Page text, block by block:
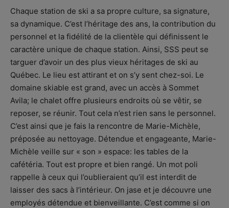
Chaque station de ski a sa propre culture, sa signature,
sa dynamique. C’est l’héritage des ans, la contribution du
personnel et la fidélité de la clientèle qui définissent le
caractère unique de chaque station. Ainsi, SSS peut se
targuer d’avoir un des plus vieux héritages de ski au
Québec. Le lieu est attirant et on s’y sent chez-soi. Le
domaine skiable est grand, avec un accès à Sommet
Avila; le chalet offre plusieurs endroits où se vêtir, se
reposer, se réunir. Tout cela n’est rien sans le personnel.
C’est ainsi que je fais la rencontre de Marie-Michèle,
préposée au nettoyage. Détendue et engageante, Marie-
Michèle veille sur « son » espace: les tables de la
cafétéria. Tout est propre et bien rangé. Un mot poli
rappelle à ceux qui l’oublieraient qu’il est interdit de
laisser des sacs à l’intérieur. On jase et je découvre une
employés détendue et bienveillante. C’est comme si on